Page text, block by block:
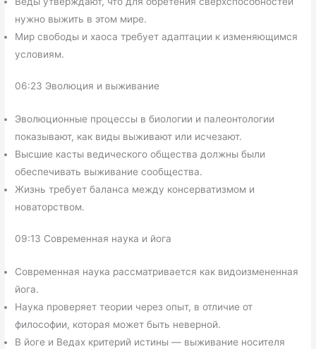
нужно выжить в этом мире.
Мир свободы и хаоса требует адаптации к изменяющимся
условиям.
06:23 Эволюция и выживание
Эволюционные процессы в биологии и палеонтологии
показывают, как виды выживают или исчезают.
Высшие касты ведического общества должны были
обеспечивать выживание сообщества.
Жизнь требует баланса между консерватизмом и
новаторством.
09:13 Современная наука и йога
Современная наука рассматривается как видоизмененная
йога.
Наука проверяет теории через опыт, в отличие от
философии, которая может быть неверной.
В йоге и Ведах критерий истины — выживание носителя